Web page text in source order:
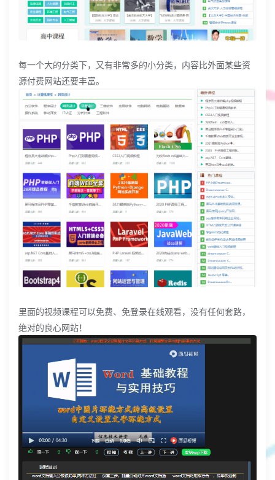
每一个大的分类下，又有非常多的小分类，内容比外面某些资
源付费网站还要丰富。
里面的视频课程可以免费、免登录在线观看，没有任何套路，
绝对的良心网站！